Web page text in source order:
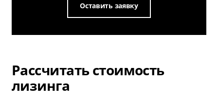
Оставить заявку
Рассчитать стоимость
лизинга